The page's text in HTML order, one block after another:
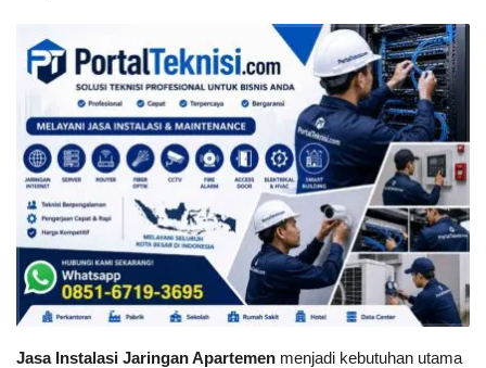
Jasa Instalasi Jaringan Apartemen menjadi kebutuhan utama